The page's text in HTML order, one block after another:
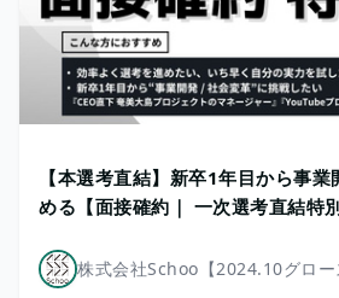
【本選考直結】新卒1年目から事
める【面接確約｜ 一次選考直結特